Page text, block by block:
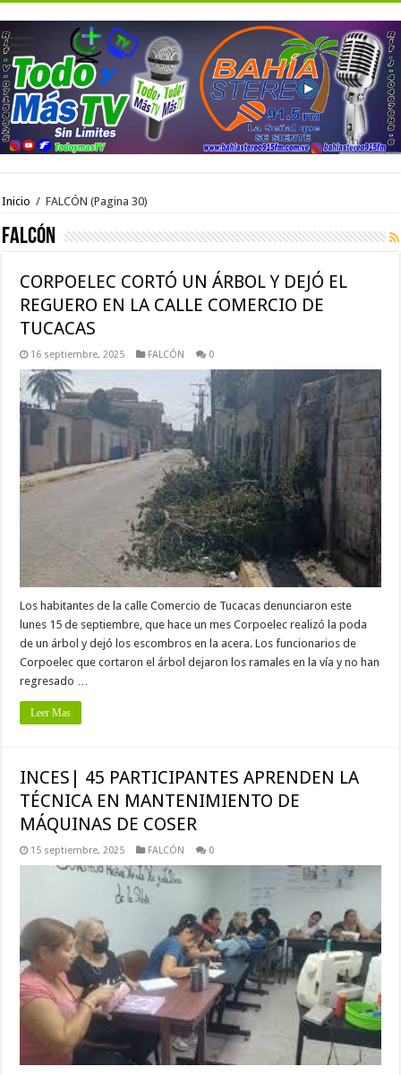
Inicio / FALCÓN (Pagina 30)
FALCÓN
CORPOELEC CORTÓ UN ÁRBOL Y DEJÓ EL
REGUERO EN LA CALLE COMERCIO DE
TUCACAS
16 septiembre, 2025 FALCÓN 0
Los habitantes de la calle Comercio de Tucacas denunciaron este
lunes 15 de septiembre, que hace un mes Corpoelec realizó la poda
de un árbol y dejó los escombros en la acera. Los funcionarios de
Corpoelec que cortaron el árbol dejaron los ramales en la vía y no han
regresado …
Leer Mas
INCES| 45 PARTICIPANTES APRENDEN LA
TÉCNICA EN MANTENIMIENTO DE
MÁQUINAS DE COSER
15 septiembre, 2025 FALCÓN 0